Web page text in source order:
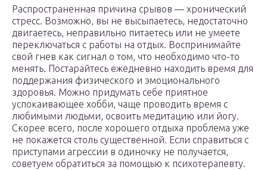
Распространенная причина срывов — хронический
стресс. Возможно, вы не высыпаетесь, недостаточно
двигаетесь, неправильно питаетесь или не умеете
переключаться с работы на отдых. Воспринимайте
свой гнев как сигнал о том, что необходимо что-то
менять. Постарайтесь ежедневно находить время для
поддержания физического и эмоционального
здоровья. Можно придумать себе приятное
успокаивающее хобби, чаще проводить время с
любимыми людьми, освоить медитацию или йогу.
Скорее всего, после хорошего отдыха проблема уже
не покажется столь существенной. Если справиться с
приступами агрессии в одиночку не получается,
советуем обратиться за помощью к психотерапевту.